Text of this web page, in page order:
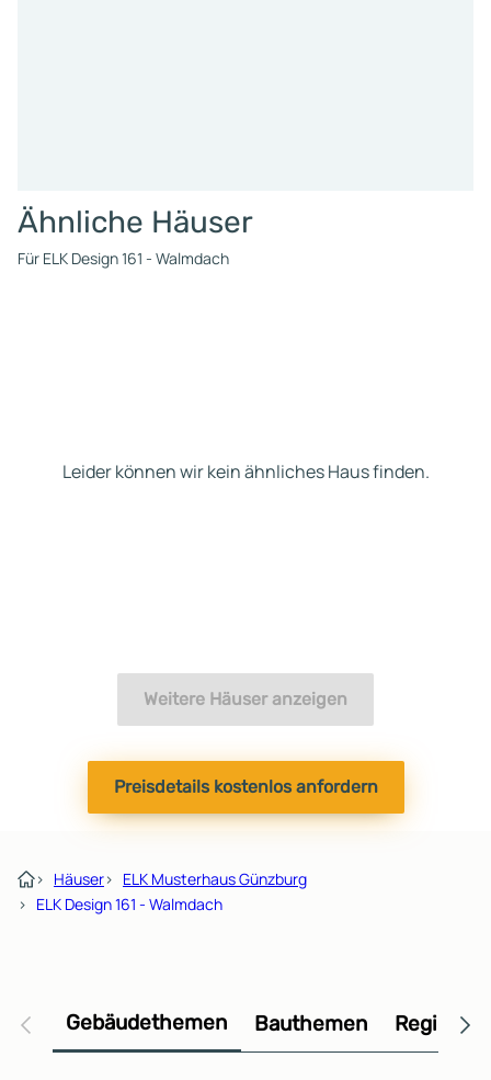
Ähnliche Häuser
Für ELK Design 161 - Walmdach
Leider können wir kein ähnliches Haus finden.
Weitere Häuser anzeigen
Preisdetails kostenlos anfordern
› Häuser› ELK Musterhaus Günzburg
› ELK Design 161 - Walmdach
Gebäudethemen Bauthemen